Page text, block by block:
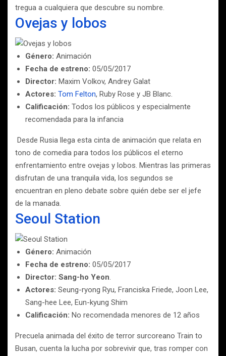
tregua a cualquiera que descubre su nombre.
Ovejas y lobos
Género: Animación
Fecha de estreno: 05/05/2017
Director: Maxim Volkov, Andrey Galat
Actores: Tom Felton, Ruby Rose y JB Blanc.
Calificación: Todos los públicos y especialmente
recomendada para la infancia
Desde Rusia llega esta cinta de animación que relata en
tono de comedia para todos los públicos el eterno
enfrentamiento entre ovejas y lobos. Mientras las primeras
disfrutan de una tranquila vida, los segundos se
encuentran en pleno debate sobre quién debe ser el jefe
de la manada.
Seoul Station
Género: Animación
Fecha de estreno: 05/05/2017
Director: Sang-ho Yeon.
Actores: Seung-ryong Ryu, Franciska Friede, Joon Lee,
Sang-hee Lee, Eun-kyung Shim
Calificación: No recomendada menores de 12 años
Precuela animada del éxito de terror surcoreano Train to
Busan, cuenta la lucha por sobrevivir que, tras romper con